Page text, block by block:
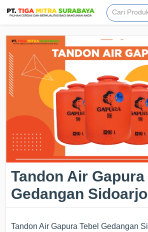
Tandon Air Gapura
Gedangan Sidoarjo
Tandon Air Gapura Tebel Gedangan